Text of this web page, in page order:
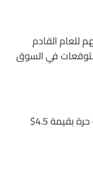
للعام القادم
بأعلى من التوقعات في السوق
أيضا تتوقع الشركة أن تحقق تدفقات نقدية حرة بقيمة 4.5$